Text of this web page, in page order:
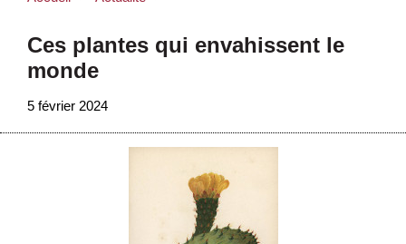
Ces plantes qui envahissent le
monde
5 février 2024